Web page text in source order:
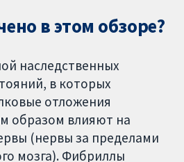
в этом обзоре?
наследственных
в которых
отложения
образом влияют на
(нервы за пределами
мозга). Фибриллы